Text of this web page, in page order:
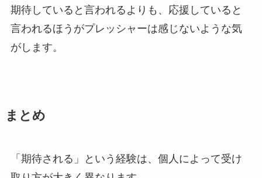
期待していると言われるよりも、応援していると
言われるほうがプレッシャーは感じないような気
がします。
まとめ
「期待される」という経験は、個人によって受け